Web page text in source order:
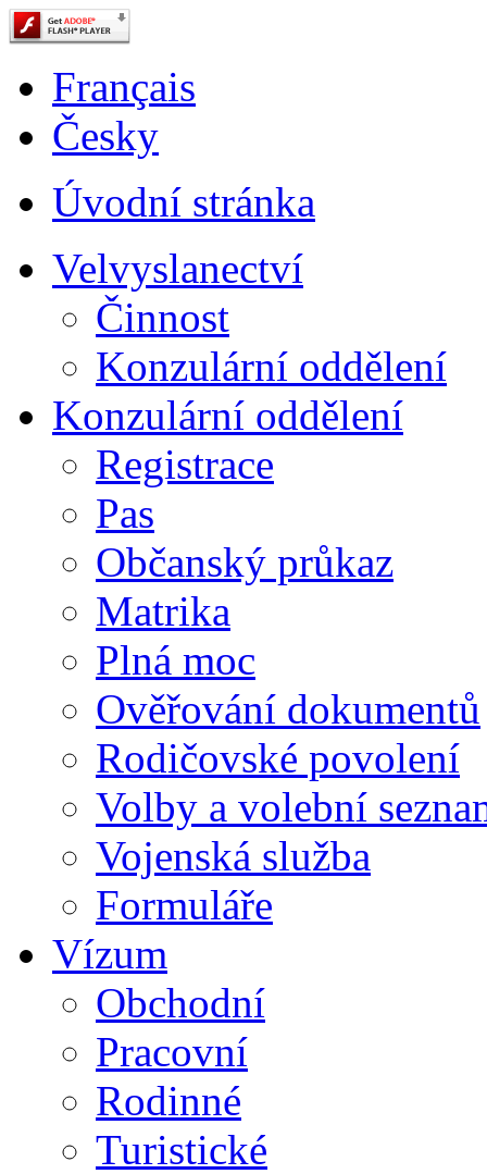
Français
Česky
Úvodní stránka
Velvyslanectví
Činnost
Konzulární oddělení
Konzulární oddělení
Registrace
Pas
Občanský průkaz
Matrika
Plná moc
Ověřování dokumentů
Rodičovské povolení
Volby a volební
Vojenská služba
Formuláře
Vízum
Obchodní
Pracovní
Rodinné
Turistické